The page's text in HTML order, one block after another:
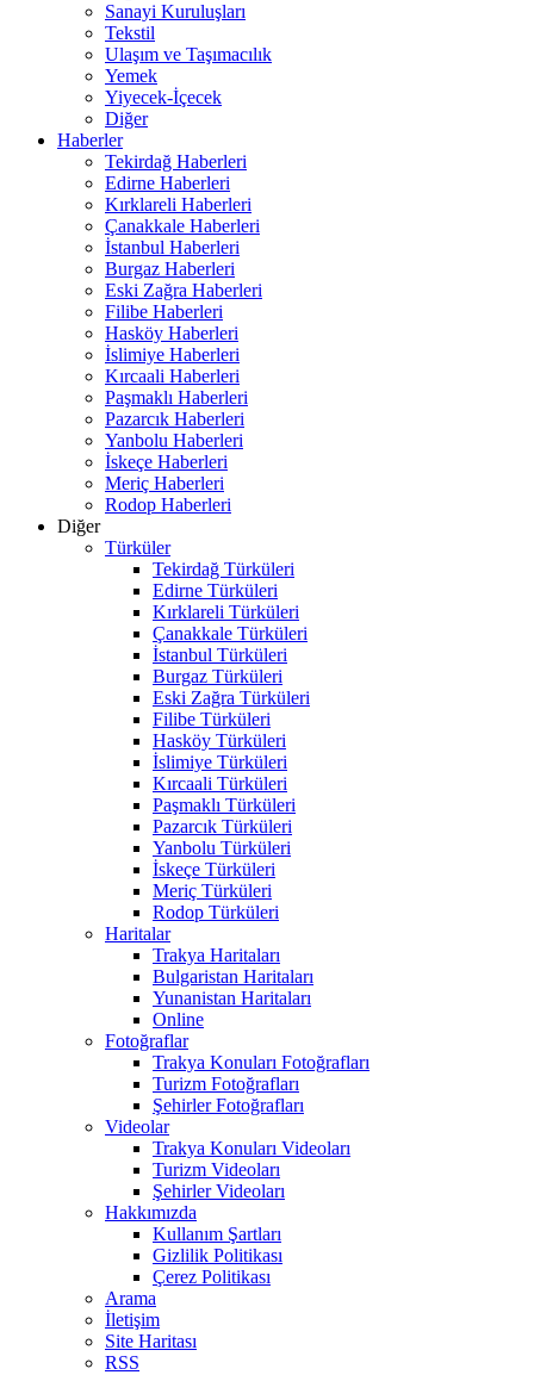
Sanayi Kuruluşları
Tekstil
Ulaşım ve Taşımacılık
Yemek
Yiyecek-İçecek
Diğer
Haberler
Tekirdağ Haberleri
Edirne Haberleri
Kırklareli Haberleri
Çanakkale Haberleri
İstanbul Haberleri
Burgaz Haberleri
Eski Zağra Haberleri
Filibe Haberleri
Hasköy Haberleri
İslimiye Haberleri
Kırcaali Haberleri
Paşmaklı Haberleri
Pazarcık Haberleri
Yanbolu Haberleri
İskeçe Haberleri
Meriç Haberleri
Rodop Haberleri
Diğer
Türküler
Tekirdağ Türküleri
Edirne Türküleri
Kırklareli Türküleri
Çanakkale Türküleri
İstanbul Türküleri
Burgaz Türküleri
Eski Zağra Türküleri
Filibe Türküleri
Hasköy Türküleri
İslimiye Türküleri
Kırcaali Türküleri
Paşmaklı Türküleri
Pazarcık Türküleri
Yanbolu Türküleri
İskeçe Türküleri
Meriç Türküleri
Rodop Türküleri
Haritalar
Trakya Haritaları
Bulgaristan Haritaları
Yunanistan Haritaları
Online
Fotoğraflar
Trakya Konuları Fotoğrafları
Turizm Fotoğrafları
Şehirler Fotoğrafları
Videolar
Trakya Konuları Videoları
Turizm Videoları
Şehirler Videoları
Hakkımızda
Kullanım Şartları
Gizlilik Politikası
Çerez Politikası
Arama
İletişim
Site Haritası
RSS